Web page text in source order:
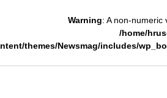
Warning: A non-numeric
/home/
themes/Newsmag/includes/